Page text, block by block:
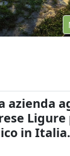
azienda
in